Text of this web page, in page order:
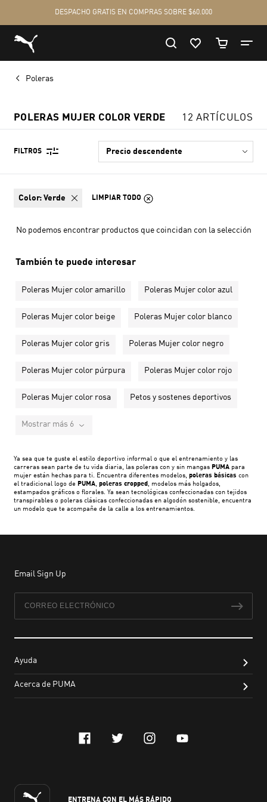
Poleras
POLERAS MUJER COLOR VERDE 12 ARTÍCULOS
FILTROS
color: Verde LIMPIAR TODO
No podemos encontrar productos que coincidan con la selección
También te puede interesar
Poleras Mujer color amarillo Poleras Mujer color azul
Poleras Mujer color beige Poleras Mujer color blanco
Poleras Mujer color gris Poleras Mujer color negro
Poleras Mujer color púrpura Poleras Mujer color rojo
Poleras Mujer color rosa Petos y sostenes deportivos
Mostrar más 6
Ya sea que te guste el estilo deportivo informal o que el entrenamiento y las
carreras sean parte de tu vida diaria, las poleras con y sin mangas PUMA para
mujer están hechas para ti. Encuentra diferentes modelos, poleras básicas con
el tradicional logo de PUMA, poleras cropped , modelos más holgados,
estampados gráficos o florales. Ya sean tecnológicas confeccionadas con tejidos
transpirables o poleras clásicas confeccionadas en algodón sostenible, encuentra
un modelo que te acompañe de la calle a los entrenamientos.